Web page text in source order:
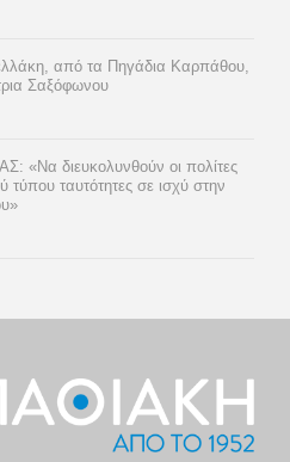
από τα Πηγάδια Καρπάθου,
Σαξόφωνου
διευκολυνθούν οι πολίτες
τύπου ταυτότητες σε ισχύ στην